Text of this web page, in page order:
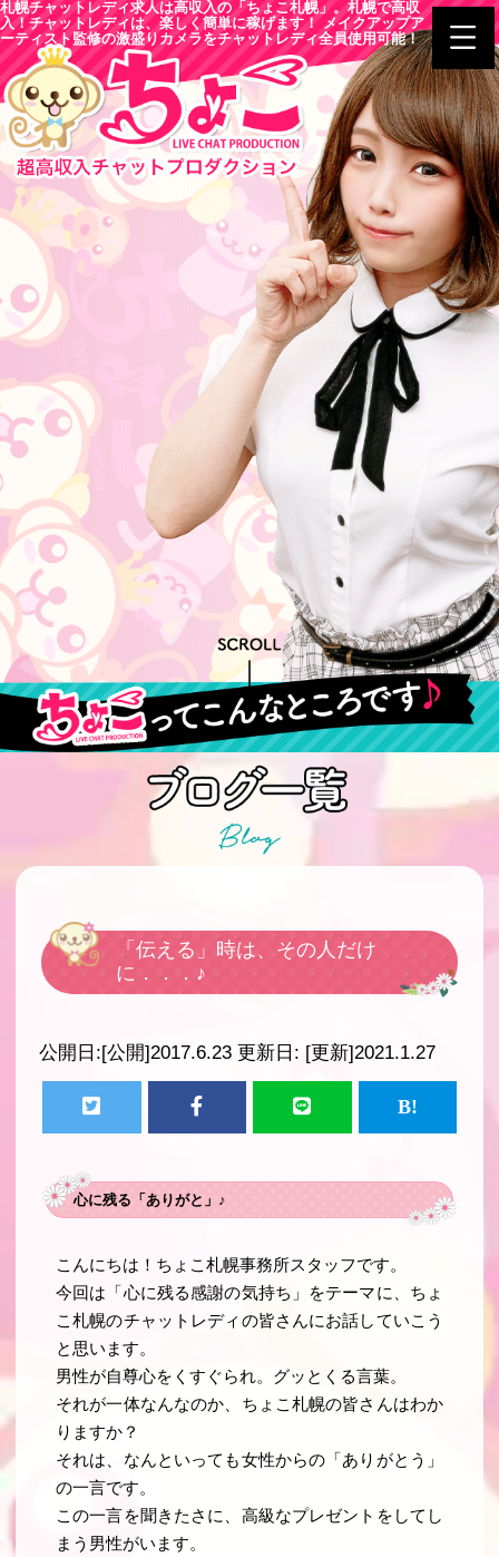
札幌チャットレディ求人は高収入の「ちょこ札幌」。札幌で高収
入！チャットレディは、楽しく簡単に稼げます！ メイクアップア
ーティスト監修の激盛りカメラをチャットレディ全員使用可能！
「伝える」時は、その人だけ
に．．．♪
公開日:[公開]2017.6.23 更新日: [更新]2021.1.27
心に残る「ありがと」♪
こんにちは！ちょこ札幌事務所スタッフです。
今回は「心に残る感謝の気持ち」をテーマに、ちょ
こ札幌のチャットレディの皆さんにお話していこう
と思います。
男性が自尊心をくすぐられ。グッとくる言葉。
それが一体なんなのか、ちょこ札幌の皆さんはわか
りますか？
それは、なんといっても女性からの「ありがとう」
の一言です。
この一言を聞きたさに、高級なプレゼントをしてし
まう男性がいます。